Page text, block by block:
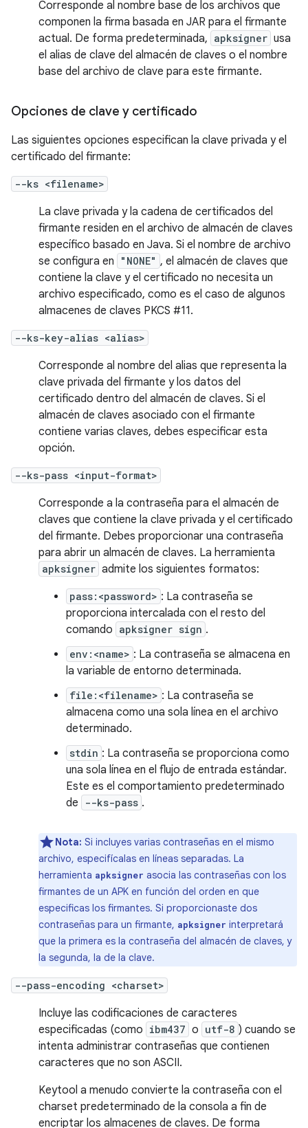
Corresponde al nombre base de los archivos que
componen la firma basada en JAR para el firmante
actual. De forma predeterminada, apksigner usa
el alias de clave del almacén de claves o el nombre
base del archivo de clave para este firmante.
Opciones de clave y certificado
Las siguientes opciones especifican la clave privada y el
certificado del firmante:
--ks <filename>
La clave privada y la cadena de certificados del
firmante residen en el archivo de almacén de claves
específico basado en Java. Si el nombre de archivo
se configura en
"NONE" , el almacén de claves que
contiene la clave y el certificado no necesita un
archivo especificado, como es el caso de algunos
almacenes de claves PKCS #11.
--ks-key-alias <alias>
Corresponde al nombre del alias que representa la
clave privada del firmante y los datos del
certificado dentro del almacén de claves. Si el
almacén de claves asociado con el firmante
contiene varias claves, debes especificar esta
opción.
--ks-pass <input-format>
Corresponde a la contraseña para el almacén de
claves que contiene la clave privada y el certificado
del firmante. Debes proporcionar una contraseña
para abrir un almacén de claves. La herramienta
apksigner admite los siguientes formatos:
pass:<password> : La contraseña se
proporciona intercalada con el resto del
comando apksigner sign .
env:<name> : La contraseña se almacena en
la variable de entorno determinada.
file:<filename> : La contraseña se
almacena como una sola línea en el archivo
determinado.
stdin : La contraseña se proporciona como
una sola línea en el flujo de entrada estándar.
Este es el comportamiento predeterminado
de
--ks-pass .
Nota: Si incluyes varias contraseñas en el mismo
archivo, especifícalas en líneas separadas. La
herramienta apksigner asocia las contraseñas con los
firmantes de un APK en función del orden en que
especificas los firmantes. Si proporcionaste dos
contraseñas para un firmante, apksigner interpretará
que la primera es la contraseña del almacén de claves, y
la segunda, la de la clave.
--pass-encoding <charset>
Incluye las codificaciones de caracteres
especificadas (como ibm437 o utf-8 ) cuando se
intenta administrar contraseñas que contienen
caracteres que no son ASCII.
Keytool a menudo convierte la contraseña con el
charset predeterminado de la consola a fin de
encriptar los almacenes de claves. De forma